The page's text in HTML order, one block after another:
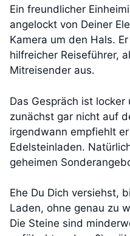
Ein freundlicher
angelockt von Deiner
Kamera um den Hals.
hilfreicher Reiseführer,
Mitreisender aus.
Das Gespräch ist
zunächst gar nicht auf
irgendwann empfiehlt
Edelsteinladen.
geheimen
Ehe Du Dich versiehst,
Laden, ohne genau zu
Die Steine sind